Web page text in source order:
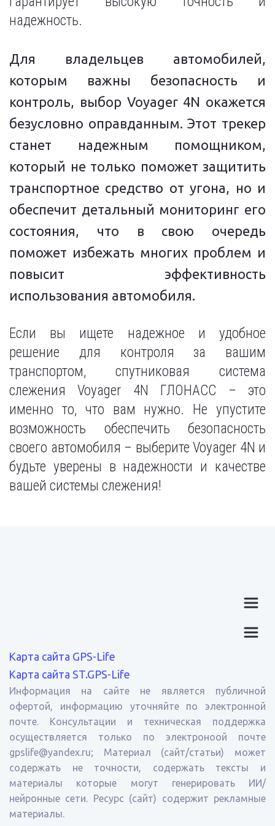
надежность.
Для владельцев автомобилей,
которым важны безопасность и
контроль, выбор Voyager 4N окажется
безусловно оправданным. Этот трекер
станет надежным помощником,
который не только поможет защитить
транспортное средство от угона, но и
обеспечит детальный мониторинг его
состояния, что в свою очередь
поможет избежать многих проблем и
повысит эффективность
использования автомобиля.
Если вы ищете надежное и удобное
решение для контроля за вашим
транспортом, спутниковая система
слежения Voyager 4N ГЛОНАСС – это
именно то, что вам нужно. Не упустите
возможность обеспечить безопасность
своего автомобиля – выберите Voyager 4N и
будьте уверены в надежности и качестве
вашей системы слежения!
Карта сайта GPS-Life
Карта сайта ST.GPS-Life
Информация на сайте не является публичной
офертой, информацию уточняйте по электронной
почте. Консультации и техническая поддержка
осуществляется только по электроноой почте
gpslife@yandex.ru; Материал (сайт/статьи) может
содержать не точности, содержать тексты и
материалы которые могут генерировать ИИ/
нейронные сети. Ресурс (сайт) содержит рекламные
материалы.